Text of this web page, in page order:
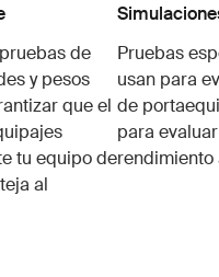
de
y pesos
que el
tu equipo de
al
Pruebas
usan para
de
para
rendimiento